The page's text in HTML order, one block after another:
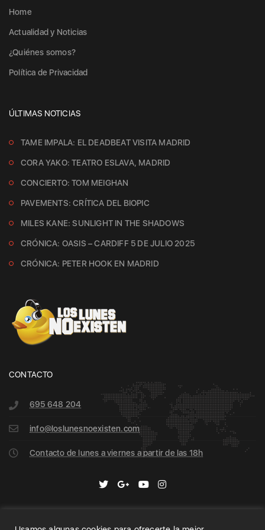
Home
Actualidad y Noticias
¿Quiénes somos?
Política de Privacidad
ÚLTIMAS NOTICIAS
TAME IMPALA: EL DEADBEAT VISITA MADRID
CORA YAKO: TEATRO ESLAVA, MADRID
CONCIERTO: TOM MEIGHAN
PAVEMENTS: CRÍTICA DEL BIOPIC
MILES KANE: SUNLIGHT IN THE SHADOWS
CRÓNICA: OASIS – CARDIFF 5 DE JULIO 2025
CRÓNICA: PETER HOOK EN MADRID
CONTACTO
695 648 204
info@loslunesnoexisten.com
Contacto de lunes a viernes a partir de las 18h